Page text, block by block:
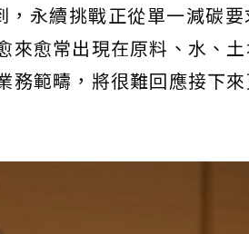
永續挑戰正從單一減碳
來愈常出現在原料、水、
務範疇，將很難回應接下